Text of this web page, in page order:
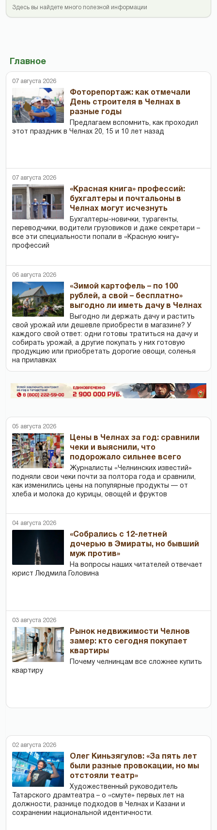
Здесь вы найдете много полезной информации
Главное
07 августа 2026
Фоторепортаж: как отмечали
День строителя в Челнах в
разные годы
Предлагаем вспомнить, как проходил
этот праздник в Челнах 20, 15 и 10 лет назад
07 августа 2026
«Красная книга» профессий:
бухгалтеры и почтальоны в
Челнах могут исчезнуть
Бухгалтеры-новички, тур­агенты,
переводчики, водители грузовиков и даже секретари –
все эти специальности попали в «Красную книгу»
профессий
06 августа 2026
«Зимой картофель – по 100
рублей, а свой – бесплатно»
выгодно ли иметь дачу в Челнах
Выгодно ли держать дачу и растить
свой урожай или дешевле приобрести в магазине? У
каждого свой ответ: одни готовы тратиться на дачу и
собирать урожай, а другие покупать у них готовую
продукцию или приобретать дорогие овощи, соленья
на прилавках
05 августа 2026
Цены в Челнах за год: сравнили
чеки и выяснили, что
подорожало сильнее всего
Журналисты «Челнинских известий»
подняли свои чеки почти за полтора года и сравнили,
как изменились цены на популярные продукты — от
хлеба и молока до курицы, овощей и фруктов
04 августа 2026
«Собрались с 12-летней
дочерью в Эмираты, но бывший
муж против»
На вопросы наших читателей отвечает
юрист Людмила Головина
03 августа 2026
Рынок недвижимости Челнов
замер: кто сегодня покупает
квартиры
Почему челнинцам все сложнее купить
квартиру
02 августа 2026
Олег Киньзягулов: «За пять лет
были разные провокации, но мы
отстояли театр»
Художественный руководитель
Татарского драмтеатра – о «смуте» первых лет на
должности, разнице подходов в Челнах и Казани и
сохранении национальной идентичности.